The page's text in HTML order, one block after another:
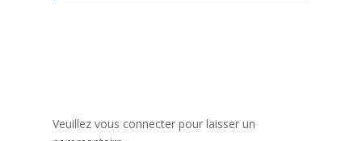
Veuillez vous connecter pour laisser un